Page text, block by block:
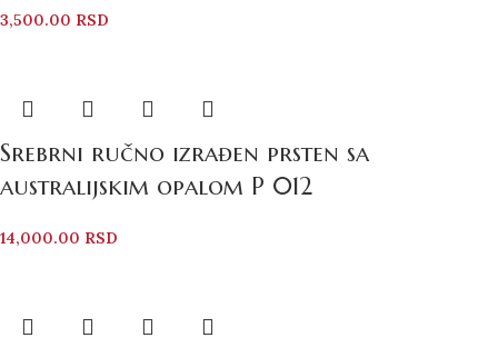
3,500.00 RSD
Srebrni ručno izrađen prsten sa
australijskim opalom P 012
14,000.00 RSD